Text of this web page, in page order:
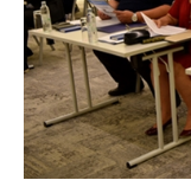
Program
sektoru